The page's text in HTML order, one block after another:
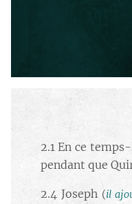
2.1 En ce
pendant que
2.4 Joseph (il